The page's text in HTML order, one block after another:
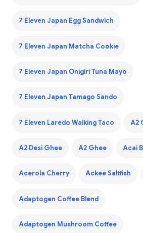
7 Eleven Japan Egg Sandwich
7 Eleven Japan Matcha Cookie
7 Eleven Japan Onigiri Tuna Mayo
7 Eleven Japan Tamago Sando
7 Eleven Laredo Walking Taco A2
A2 Desi Ghee A2 Ghee Acai
Acerola Cherry Ackee Saltfish
Adaptogen Coffee Blend
Adaptogen Mushroom Coffee